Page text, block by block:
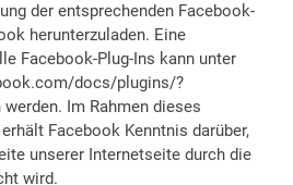
der entsprechenden Facebook-
herunterzuladen. Eine
Facebook-Plug-Ins kann unter
docs/plugins/?
werden. Im Rahmen dieses
Facebook Kenntnis darüber,
unserer Internetseite durch die
wird.